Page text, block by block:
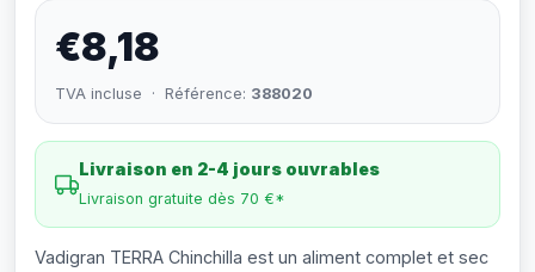
€8,18
TVA incluse · Référence: 388020
Livraison en 2-4 jours ouvrables
Livraison gratuite dès 70 €*
Vadigran TERRA Chinchilla est un aliment complet et sec